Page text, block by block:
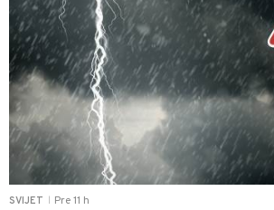
SVIJET Pre 11 h